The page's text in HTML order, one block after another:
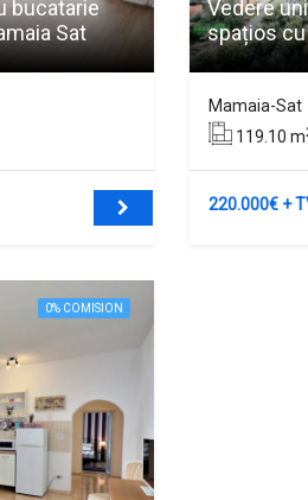
bucatarie
Sat
Vedere
spațios
Mamaia-Sat
119.10 m
220.000€ +
0% COMISION